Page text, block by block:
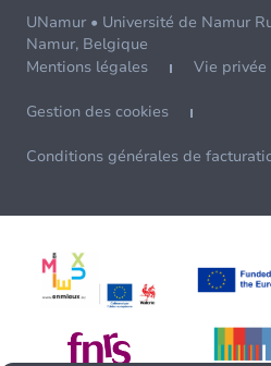
UNamur • Université de Namur
Namur, Belgique
Mentions légales
Vie privée
Gestion des cookies
Conditions générales de